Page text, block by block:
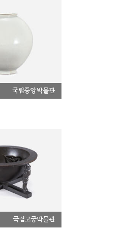
국립중앙박물관
국립고궁박물관